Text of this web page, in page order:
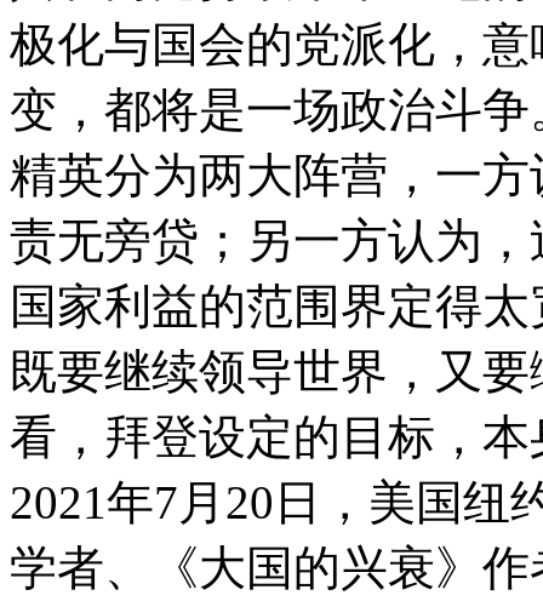
极化与国会的党派化，
变，都将是一场政治斗
精英分为两大阵营，一
责无旁贷；另一方认为
国家利益的范围界定得
既要继续领导世界，又
看，拜登设定的目标，
2021年7月20日，美国纽
学者、《大国的兴衰》